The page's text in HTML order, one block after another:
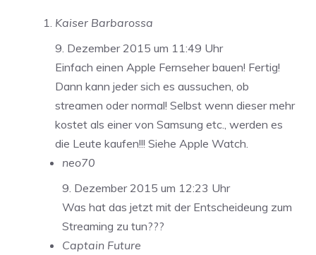
Kaiser Barbarossa
9. Dezember 2015 um 11:49 Uhr
Einfach einen Apple Fernseher bauen! Fertig!
Dann kann jeder sich es aussuchen, ob
streamen oder normal! Selbst wenn dieser mehr
kostet als einer von Samsung etc., werden es
die Leute kaufen!!! Siehe Apple Watch.
neo70
9. Dezember 2015 um 12:23 Uhr
Was hat das jetzt mit der Entscheideung zum
Streaming zu tun???
Captain Future